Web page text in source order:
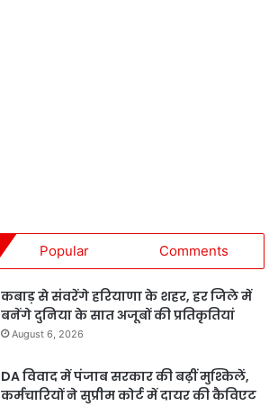
Popular Comments
कबाड़ से संवरेंगे हरियाणा के शहर, हर जिले में
बनेंगे दुनिया के सात अजूबों की प्रतिकृतियां
August 6, 2026
DA विवाद में पंजाब सरकार की बढ़ीं मुश्किलें,
कर्मचारियों ने सुप्रीम कोर्ट में दायर की कैविएट